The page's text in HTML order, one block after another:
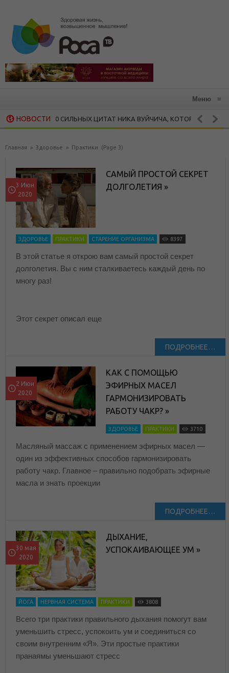
Меню ≡
НОВОСТИ
20 СИЛЬНЫХ ЦИТАТ НИКА ВУЙЧИЧА, КОТОРЫЕ ЗАРАЖАЮТ
Главная » Здоровье » Практики (Page 3)
3 Июн
2020
САМЫЙ ПРОСТОЙ СЕКРЕТ
ДОЛГОЛЕТИЯ »
ЗДОРОВЬЕ ПРАКТИКИ СТАРЕНИЕ ОРГАНИЗМА 8397
В этой статье я открою вам самый простой секрет
долголетия. Вы с ним сталкиваетесь каждый день по
многу раз!
Этот секрет описал еще
ПОДРОБНЕЕ…
2 Июн
2020
КАК С ПОМОЩЬЮ
ЭФИРНЫХ МАСЕЛ
ГАРМОНИЗИРОВАТЬ
РАБОТУ ЧАКР? »
ЗДОРОВЬЕ ПРАКТИКИ 3710
Масляный массаж с применением эфирных масел —
один из эффективных способов гармонизировать
работу чакр. Главное – правильно подобрать эфирные
масла и знать проекции
ПОДРОБНЕЕ…
30 мая
2020
ДЫХАНИЕ,
УСПОКАИВАЮЩЕЕ УМ »
ЙОГА НЕРВНАЯ СИСТЕМА ПРАКТИКИ 3808
Всего три практики правильного дыхания помогут вам
уменьшить стресс, успокоить ум и соединиться со
своим внутренним «Я». Эти простые практики
пранаямы уменьшают стресс